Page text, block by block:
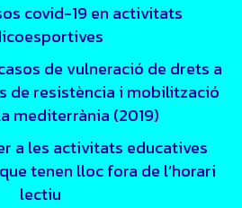
covid-19 en activitats
de vulneració de drets a
de resistència i mobilització
mediterrània (2019)
a les activitats educatives
tenen lloc fora de l’horari
lectiu